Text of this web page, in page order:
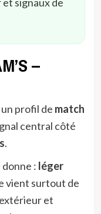
–
profil de match
central côté
.
: léger
vient surtout de
et